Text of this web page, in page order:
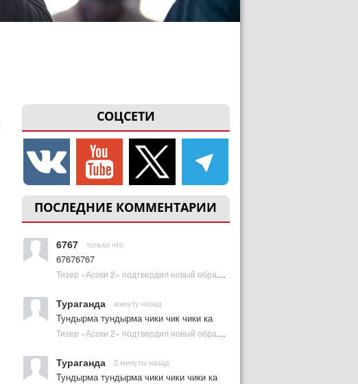
СОЦСЕТИ
ПОСЛЕДНИЕ КОММЕНТАРИИ
6767 только что
67676767
Тизер «Асоки 2» подтвердил новый образ Энакина Скайуокера | Plugged In Ru
Тураганда минуту назад
Тундырма тундырма чики чик чики ка
Тизер «Асоки 2» подтвердил новый образ Энакина Скайуокера | Plugged In Ru
Тураганда 2 минуты назад
Тундырма тундырма чики чики чики ка